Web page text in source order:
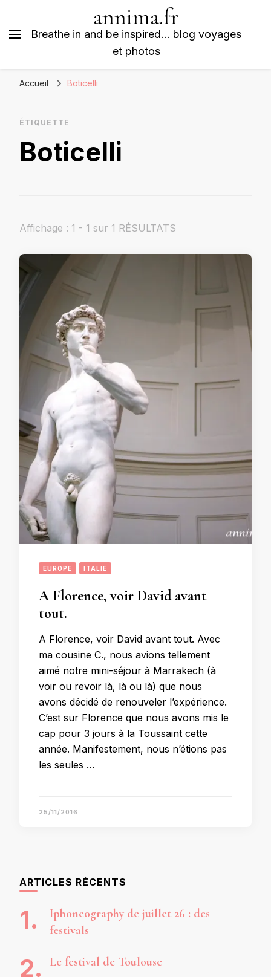
annima.fr
Breathe in and be inspired… blog voyages
et photos
Accueil Boticelli
ÉTIQUETTE
Boticelli
Affichage : 1 - 1 sur 1 RÉSULTATS
EUROPE ITALIE
A Florence, voir David avant
tout.
A Florence, voir David avant tout. Avec
ma cousine C., nous avions tellement
aimé notre mini-séjour à Marrakech (à
voir ou revoir là, là ou là) que nous
avons décidé de renouveler l’expérience.
C’est sur Florence que nous avons mis le
cap pour 3 jours à la Toussaint cette
année. Manifestement, nous n’étions pas
les seules …
25/11/2016
ARTICLES RÉCENTS
Iphoneography de juillet 26 : des
festivals
Le festival de Toulouse